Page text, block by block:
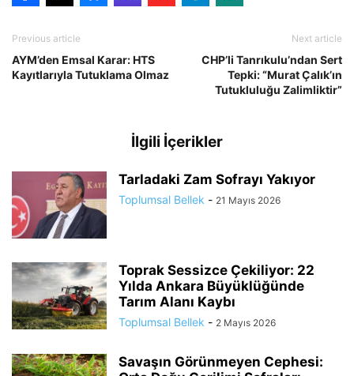
Previous article
AYM’den Emsal Karar: HTS
Kayıtlarıyla Tutuklama Olmaz
Next article
CHP’li Tanrıkulu’ndan Sert
Tepki: “Murat Çalık’ın
Tutukluluğu Zalimliktir”
İlgili İçerikler
Tarladaki Zam Sofrayı Yakıyor
Toplumsal Bellek - 21 Mayıs 2026
Toprak Sessizce Çekiliyor: 22
Yılda Ankara Büyüklüğünde
Tarım Alanı Kaybı
Toplumsal Bellek - 2 Mayıs 2026
Savaşın Görünmeyen Cephesi: